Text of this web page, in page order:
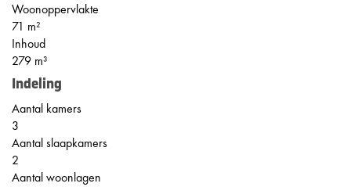
Woonoppervlakte
71 m²
Inhoud
279 m³
Indeling
Aantal kamers
3
Aantal slaapkamers
2
Aantal woonlagen